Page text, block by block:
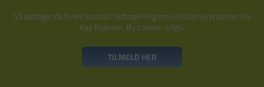
Så deltager du hvert kvartal i lodtrækning om eksklusive præmier fra
Kay Bojesen, By Lassen o.lign.
TILMELD HER